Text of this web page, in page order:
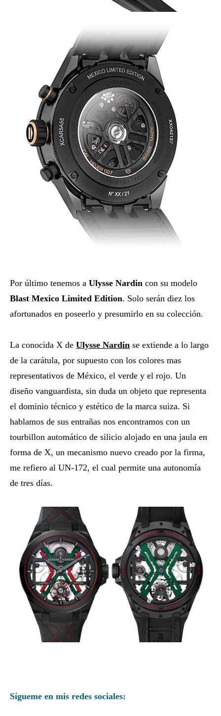
Por último tenemos a Ulysse Nardin con su modelo
Blast Mexico Limited Edition. Solo serán diez los
afortunados en poseerlo y presumirlo en su colección.
La conocida X de Ulysse Nardin se extiende a lo largo
de la carátula, por supuesto con los colores mas
representativos de México, el verde y el rojo. Un
diseño vanguardista, sin duda un objeto que representa
el dominio técnico y estético de la marca suiza. Si
hablamos de sus entrañas nos encontramos con un
tourbillon automático de silicio alojado en una jaula en
forma de X, un mecanismo nuevo creado por la firma,
me refiero al UN-172, el cual permite una autonomía
de tres días.
Sígueme en mis redes sociales: